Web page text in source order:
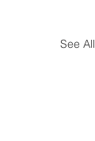
See All